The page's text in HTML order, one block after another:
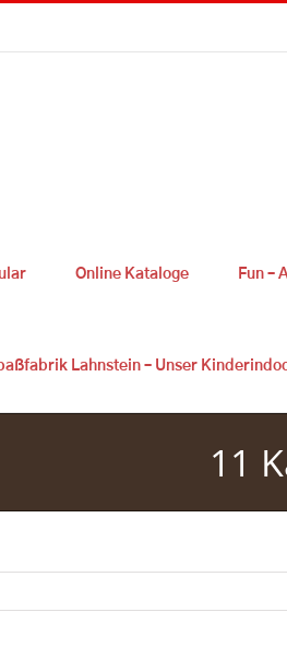
Online Kataloge Fun –
Lahnstein – Unser
11